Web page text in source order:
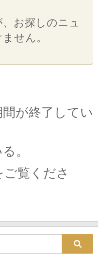
お探しのニュ
せん。
が終了してい
。
ご覧くださ